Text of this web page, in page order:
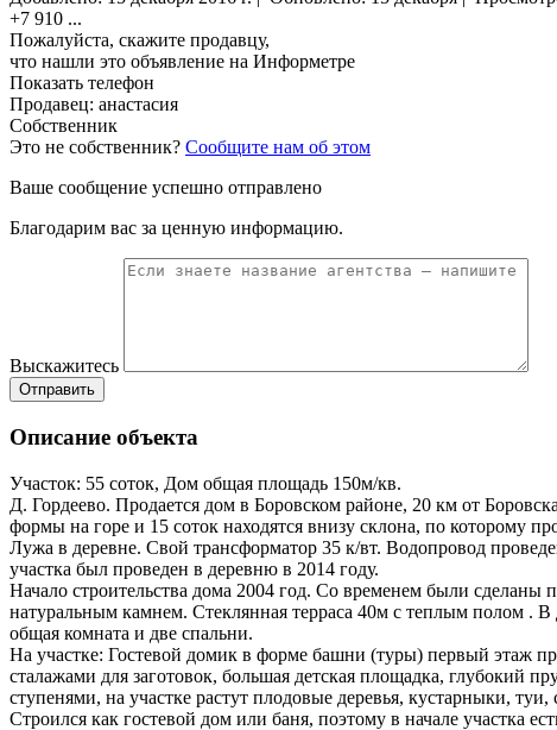
+7 910 ...
Пожалуйста, скажите продавцу,
что нашли это объявление на Информетре
Показать телефон
Продавец: анастасия
Собственник
Это не собственник? Сообщите нам об этом
Ваше сообщение успешно отправлено
Благодарим вас за ценную информацию.
Выскажитесь
Отправить
Описание объекта
Участок: 55 соток, Дом общая площадь 150м/кв.
Д. Гордеево. Продается дом в Боровском районе, 20 км от
формы на горе и 15 соток находятся внизу склона, по которому
Лужа в деревне. Свой трансформатор 35 к/вт. Водопровод
участка был проведен в деревню в 2014 году.
Начало строительства дома 2004 год. Со временем были
натуральным камнем. Стеклянная терраса 40м с теплым полом . В
общая комната и две спальни.
На участке: Гостевой домик в форме башни (туры) первый этаж
сталажами для заготовок, большая детская площадка, глубокий
ступенями, на участке растут плодовые деревья, кустарныки,
Строился как гостевой дом или баня, поэтому в начале участка